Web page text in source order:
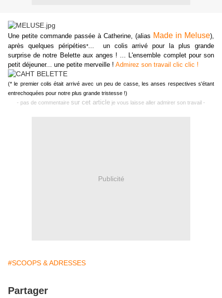
Une petite commande passée à Catherine, (alias Made in Meluse),
après quelques péripéties*... un colis arrivé pour la plus grande
surprise de notre Belette aux anges ! ... L'ensemble complet pour son
petit déjeuner... une petite merveille ! Admirez son travail clic clic !
(* le premier colis était arrivé avec un peu de casse, les anses respectives s'étant
entrechoquées pour notre plus grande tristesse !)
- pas de commentaire sur cet article je vous laisse aller admirer son travail -
Publicité
#SCOOPS & ADRESSES
Partager